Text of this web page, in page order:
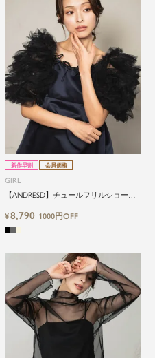
新作早割 会員価格
GIRL
【ANDRESD】チュールフリルショート
¥8,790 1000円OFF